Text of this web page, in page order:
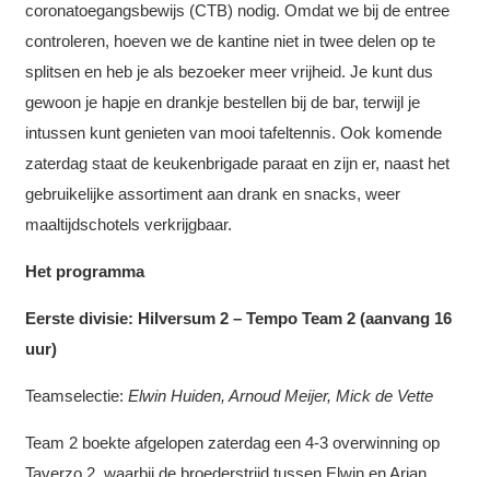
coronatoegangsbewijs (CTB) nodig. Omdat we bij de entree
controleren, hoeven we de kantine niet in twee delen op te
splitsen en heb je als bezoeker meer vrijheid. Je kunt dus
gewoon je hapje en drankje bestellen bij de bar, terwijl je
intussen kunt genieten van mooi tafeltennis. Ook komende
zaterdag staat de keukenbrigade paraat en zijn er, naast het
gebruikelijke assortiment aan drank en snacks, weer
maaltijdschotels verkrijgbaar.
Het programma
Eerste divisie: HiIversum 2 – Tempo Team 2 (aanvang 16
uur)
Teamselectie: Elwin Huiden, Arnoud Meijer, Mick de Vette
Team 2 boekte afgelopen zaterdag een 4-3 overwinning op
Taverzo 2, waarbij de broederstrijd tussen Elwin en Arjan